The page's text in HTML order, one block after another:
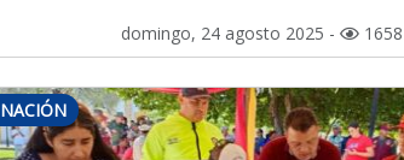
domingo, 24 agosto 2025 - 1658
NACIÓN